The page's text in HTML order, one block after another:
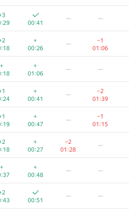
00:41
— —
+
00:26
—
−1
01:06
+
+
01:06
— —
+
00:41
—
−2
01:39
+
00:47
—
−1
01:15
+
00:27
−2
01:28
—
+
+
00:48
— —
00:51
— —